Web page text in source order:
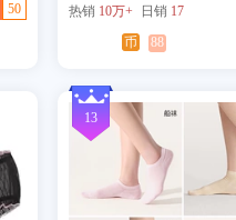
50 热销 10万+ 日销 17
币 88
13